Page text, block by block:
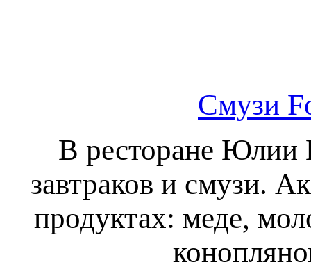
Смузи
В ресторане Юлии
завтраков и смузи.
продуктах: меде,